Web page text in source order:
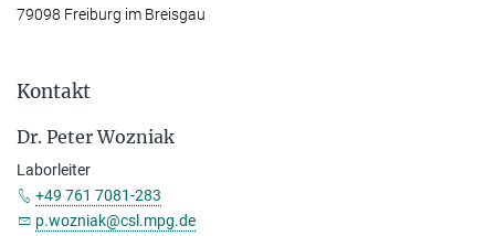
79098 Freiburg im Breisgau
Kontakt
Dr. Peter Wozniak
Laborleiter
+49 761 7081-283
p.wozniak@csl.mpg.de